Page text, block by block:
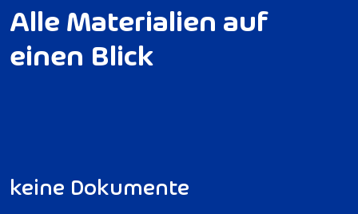
Alle Materialien auf
einen Blick
keine Dokumente